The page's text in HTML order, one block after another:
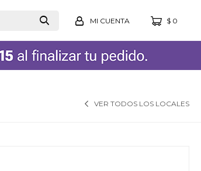
$ 0
VER TODOS LOS LOCALES